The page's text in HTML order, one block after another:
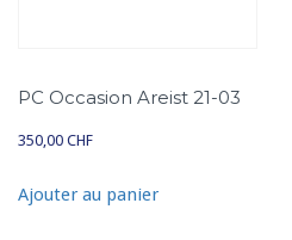
PC Occasion Areist 21-03
350,00 CHF
Ajouter au panier